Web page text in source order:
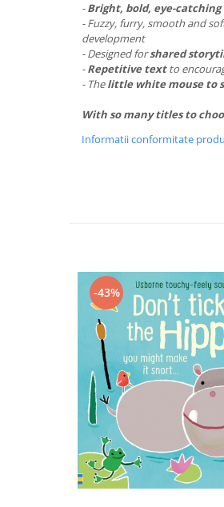
-Bright, bold, eye-
- Fuzzy, furry, smooth and
development
- Designed forshared
-Repetitive textto
- Thelittle white mouse to
With so many titles to
Informatii conformitate
-43%